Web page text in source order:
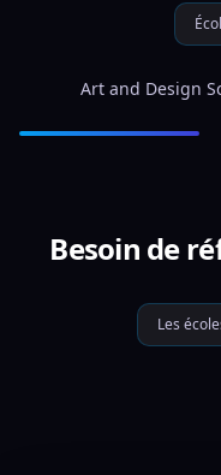
Art and Design
Besoin de
Les